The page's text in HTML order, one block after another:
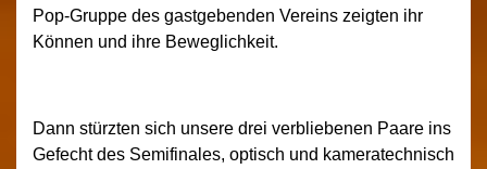
Pop-Gruppe des gastgebenden Vereins zeigten ihr
Können und ihre Beweglichkeit.
Dann stürzten sich unsere drei verbliebenen Paare ins
Gefecht des Semifinales, optisch und kameratechnisch